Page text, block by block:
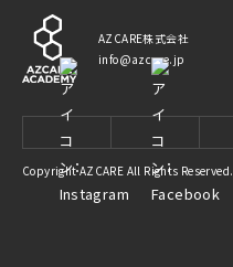
AZCARE株式会社
info@azcare.jp
Copyright AZCARE All Rights Reserved.